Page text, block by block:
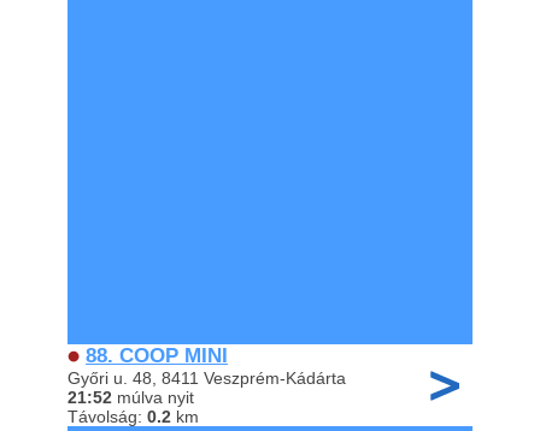
88. COOP MINI
Győri u. 48, 8411 Veszprém-Kádárta
21:52 múlva nyit
Távolság: 0.2 km